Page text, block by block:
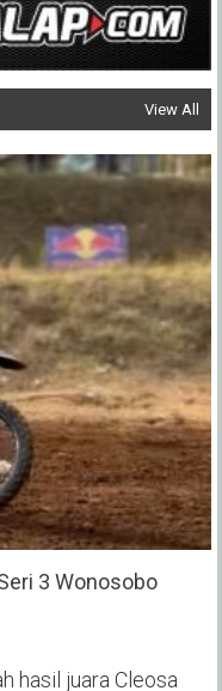
View All
3 Wonosobo
hasil juara Cleosa